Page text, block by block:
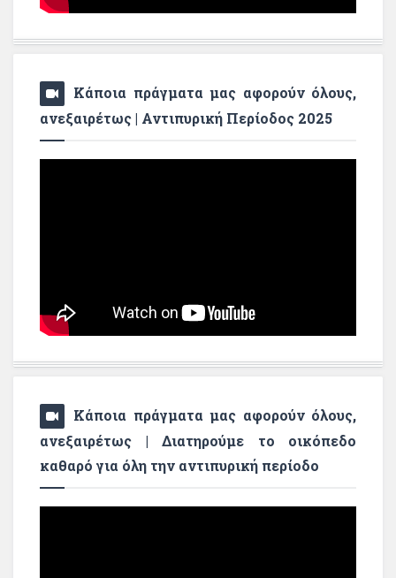
Κάποια πράγματα μας αφορούν όλους,
ανεξαιρέτως | Αντιπυρική Περίοδος 2025
Κάποια πράγματα μας αφορούν όλους,
ανεξαιρέτως | Διατηρούμε το οικόπεδο
καθαρό για όλη την αντιπυρική περίοδο